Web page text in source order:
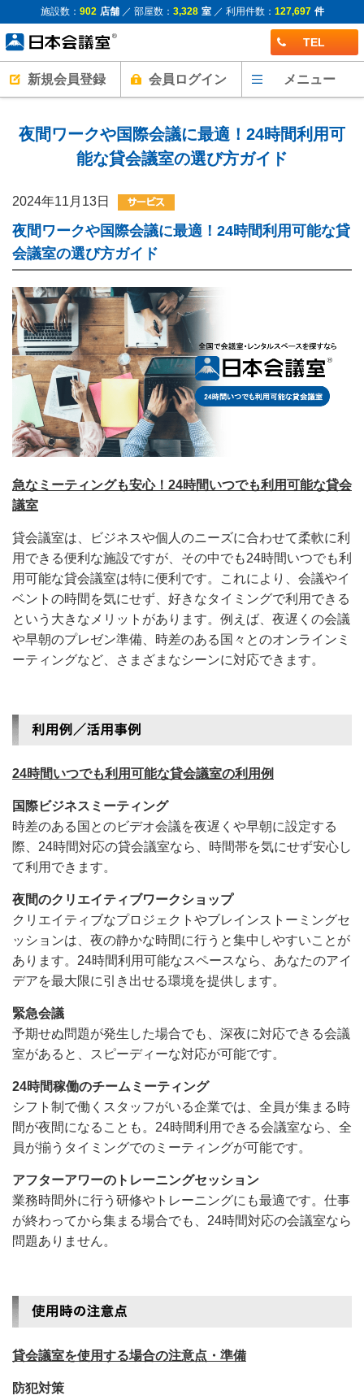
施設数： 902 店舗／ 部屋数： 3,328 室／ 利用件数： 127,697 件
TEL
新規会員登録 会員ログイン メニュー
夜間ワークや国際会議に最適！24時間利用可
能な貸会議室の選び方ガイド
2024年11月13日
夜間ワークや国際会議に最適！24時間利用可能な貸
会議室の選び方ガイド
急なミーティングも安心！24時間いつでも利用可能な貸会
議室
貸会議室は、ビジネスや個人のニーズに合わせて柔軟に利
用できる便利な施設ですが、その中でも24時間いつでも利
用可能な貸会議室は特に便利です。これにより、会議やイ
ベントの時間を気にせず、好きなタイミングで利用できる
という大きなメリットがあります。例えば、夜遅くの会議
や早朝のプレゼン準備、時差のある国々とのオンラインミ
ーティングなど、さまざまなシーンに対応できます。
24時間いつでも利用可能な貸会議室の利用例
国際ビジネスミーティング
時差のある国とのビデオ会議を夜遅くや早朝に設定する
際、24時間対応の貸会議室なら、時間帯を気にせず安心し
て利用できます。
夜間のクリエイティブワークショップ
クリエイティブなプロジェクトやブレインストーミングセ
ッションは、夜の静かな時間に行うと集中しやすいことが
あります。24時間利用可能なスペースなら、あなたのアイ
デアを最大限に引き出せる環境を提供します。
緊急会議
予期せぬ問題が発生した場合でも、深夜に対応できる会議
室があると、スピーディーな対応が可能です。
24時間稼働のチームミーティング
シフト制で働くスタッフがいる企業では、全員が集まる時
間が夜間になることも。24時間利用できる会議室なら、全
員が揃うタイミングでのミーティングが可能です。
アフターアワーのトレーニングセッション
業務時間外に行う研修やトレーニングにも最適です。仕事
が終わってから集まる場合でも、24時間対応の会議室なら
問題ありません。
貸会議室を使用する場合の注意点・準備
防犯対策